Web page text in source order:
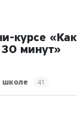
курсе «Как
минут»
школе 41